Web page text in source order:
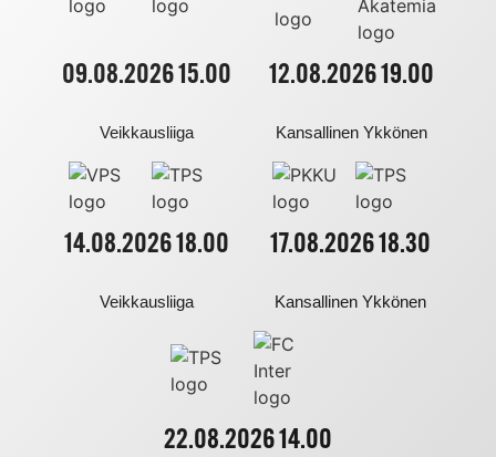
09.08.2026 15.00
Veikkausliiga
12.08.2026 19.00
Kansallinen Ykkönen
14.08.2026 18.00
Veikkausliiga
17.08.2026 18.30
Kansallinen Ykkönen
22.08.2026 14.00